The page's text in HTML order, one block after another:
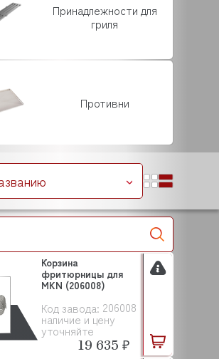
Принадлежности для
гриля
Противни
Код завода: 206008
наличие и цену
уточняйте
Корзина
фритюрницы для
MKN (206008)
19 635 ₽